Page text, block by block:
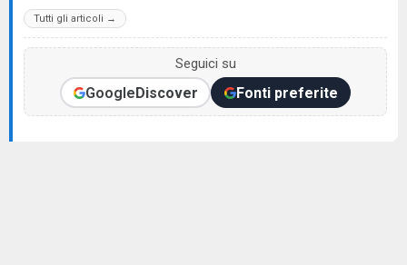
Tutti gli articoli →
Seguici su
GoogleDiscover Fonti preferite